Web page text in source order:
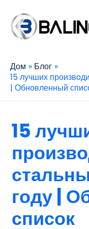
Дом
Блог
15 лучших
| Обновленный
15
году |
список